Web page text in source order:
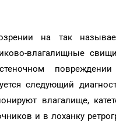
на так
влагалищные
повреждении
следующий
влагалище,
и в лоханку